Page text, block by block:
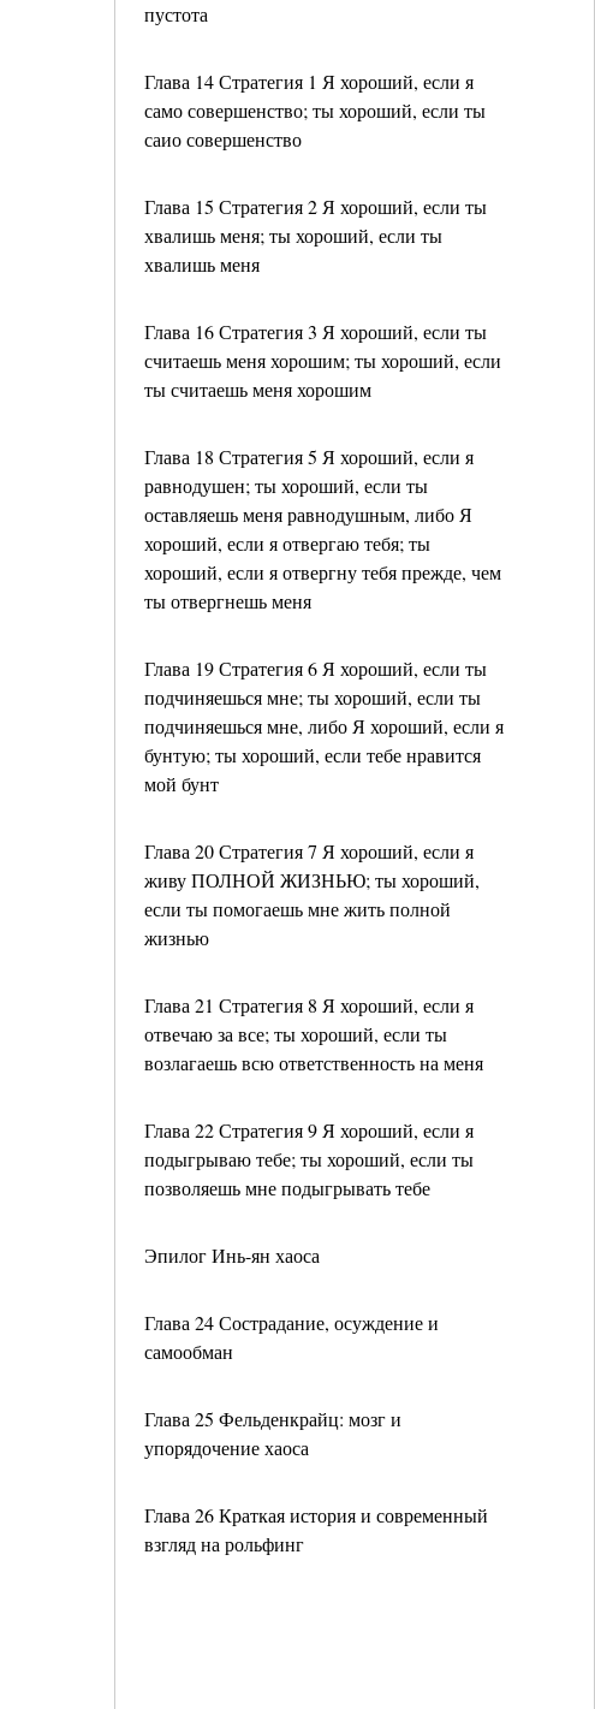
пустота
Глава 14 Стратегия 1 Я хороший, если я
само совершенство; ты хороший, если ты
саио совершенство
Глава 15 Стратегия 2 Я хороший, если ты
хвалишь меня; ты хороший, если ты
хвалишь меня
Глава 16 Стратегия 3 Я хороший, если ты
считаешь меня хорошим; ты хороший, если
ты считаешь меня хорошим
Глава 18 Стратегия 5 Я хороший, если я
равнодушен; ты хороший, если ты
оставляешь меня равнодушным, либо Я
хороший, если я отвергаю тебя; ты
хороший, если я отвергну тебя прежде, чем
ты отвергнешь меня
Глава 19 Стратегия 6 Я хороший, если ты
подчиняешься мне; ты хороший, если ты
подчиняешься мне, либо Я хороший, если я
бунтую; ты хороший, если тебе нравится
мой бунт
Глава 20 Стратегия 7 Я хороший, если я
живу ПОЛНОЙ ЖИЗНЬЮ; ты хороший,
если ты помогаешь мне жить полной
жизнью
Глава 21 Стратегия 8 Я хороший, если я
отвечаю за все; ты хороший, если ты
возлагаешь всю ответственность на меня
Глава 22 Стратегия 9 Я хороший, если я
подыгрываю тебе; ты хороший, если ты
позволяешь мне подыгрывать тебе
Эпилог Инь-ян хаоса
Глава 24 Сострадание, осуждение и
самообман
Глава 25 Фельденкрайц: мозг и
упорядочение хаоса
Глава 26 Краткая история и современный
взгляд на рольфинг